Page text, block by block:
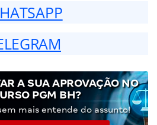
A SUA APROVAÇÃO NO
PGM BH?
mais entende do assunto!